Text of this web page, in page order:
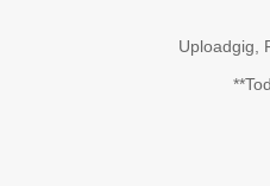
Uploadgig,